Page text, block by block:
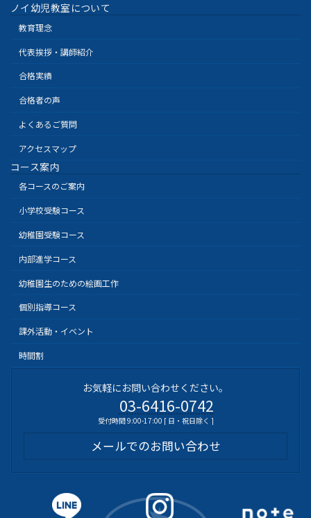
ノイ幼児教室について
教育理念
代表挨拶・講師紹介
合格実績
合格者の声
よくあるご質問
アクセスマップ
コース案内
各コースのご案内
小学校受験コース
幼稚園受験コース
内部進学コース
幼稚園生のための絵画工作
個別指導コース
課外活動・イベント
時間割
お気軽にお問い合わせください。
03-6416-0742
受付時間 9:00-17:00 [ 日・祝日除く ]
メールでのお問い合わせ